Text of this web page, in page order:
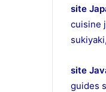
site
cuisine
site
guides